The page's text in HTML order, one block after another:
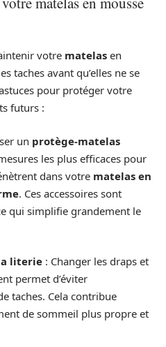
votre matelas en
taches avant qu’elles ne se
pour protéger votre
futurs :
un protège-matelas
les plus efficaces pour
dans votre matelas en
. Ces accessoires sont
qui simplifie grandement le
literie : Changer les draps et
permet d’éviter
taches. Cela contribue
de sommeil plus propre et